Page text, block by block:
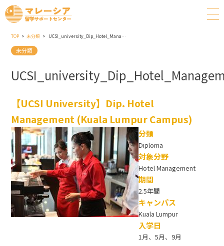
TOP 未分類 UCSI_university_Dip_Hotel_Management_KualaLumpur_Campus
未分類
【UCSI University】Dip. Hotel
Management (Kuala Lumpur Campus)
分類
Diploma
対象分野
Hotel Management
期間
2.5年間
キャンパス
Kuala Lumpur
入学日
1月、5月、9月